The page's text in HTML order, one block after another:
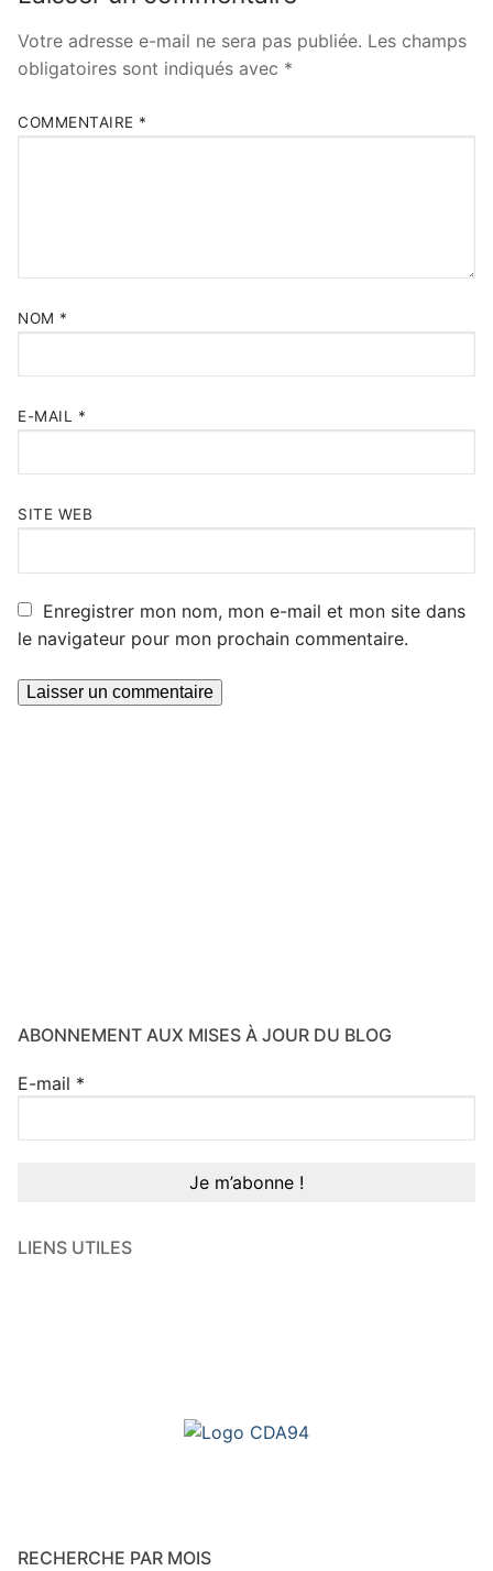
Votre adresse e-mail ne sera pas publiée. Les champs
obligatoires sont indiqués avec *
COMMENTAIRE *
NOM *
E-MAIL *
SITE WEB
Enregistrer mon nom, mon e-mail et mon site dans
le navigateur pour mon prochain commentaire.
ABONNEMENT AUX MISES À JOUR DU BLOG
E-mail *
LIENS UTILES
RECHERCHE PAR MOIS